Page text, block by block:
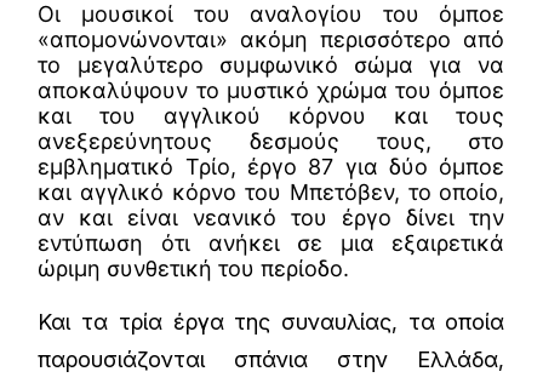
Οι μουσικοί του αναλογίου του όμποε
«απομονώνονται» ακόμη περισσότερο από
το μεγαλύτερο συμφωνικό σώμα για να
αποκαλύψουν το μυστικό χρώμα του όμποε
και του αγγλικού κόρνου και τους
ανεξερεύνητους δεσμούς τους, στο
εμβληματικό Τρίο, έργο 87 για δύο όμποε
και αγγλικό κόρνο του Μπετόβεν, το οποίο,
αν και είναι νεανικό του έργο δίνει την
εντύπωση ότι ανήκει σε μια εξαιρετικά
ώριμη συνθετική του περίοδο.
Και τα τρία έργα της συναυλίας, τα οποία
παρουσιάζονται σπάνια στην Ελλάδα,